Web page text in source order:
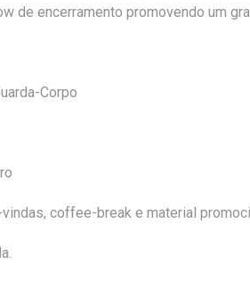
de encerramento promovendo um
Corpo
coffee-break e material